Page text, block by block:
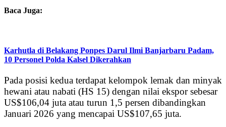
Baca Juga:
Karhutla di Belakang Ponpes Darul Ilmi Banjarbaru Padam,
10 Personel Polda Kalsel Dikerahkan
Pada posisi kedua terdapat kelompok lemak dan minyak
hewani atau nabati (HS 15) dengan nilai ekspor sebesar
US$106,04 juta atau turun 1,5 persen dibandingkan
Januari 2026 yang mencapai US$107,65 juta.